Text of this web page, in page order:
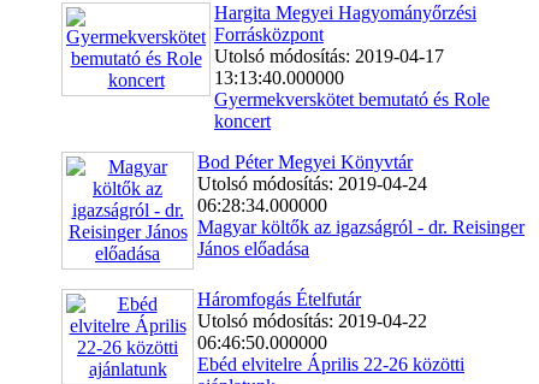
Hargita Megyei Hagyományőrzési
Forrásközpont
Utolsó módosítás: 2019-04-17
13:13:40.000000
Gyermekverskötet bemutató és Role
koncert
Bod Péter Megyei Könyvtár
Utolsó módosítás: 2019-04-24
06:28:34.000000
Magyar költők az igazságról - dr. Reisinger
János előadása
Háromfogás Ételfutár
Utolsó módosítás: 2019-04-22
06:46:50.000000
Ebéd elvitelre Április 22-26 közötti